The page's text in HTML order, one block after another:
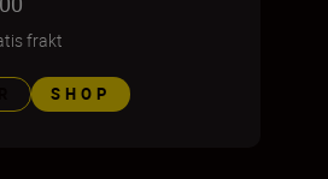
frakt
SHOP